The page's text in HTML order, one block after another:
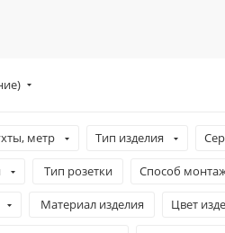
метр Тип изделия
Тип розетки Способ
Материал изделия Цвет